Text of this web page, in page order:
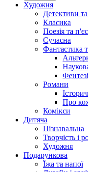
Художня
Детективи
Класика
Поезія та
Сучасна
Фантастика
Фентезі
Романи
Про
Комікси
Дитяча
Пізнавальна
Творчість і
Художня
Подарункова
Їжа та напої